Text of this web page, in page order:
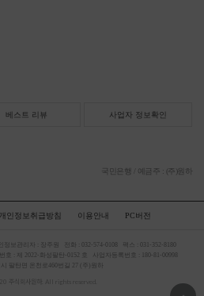
베스트 리뷰 사업자 정보확인
국민은행 / 예금주 : (주)원하
개인정보취급방침 이용안내 PC버전
전화 : 팩스 :
호 : 제 2022-화성팔탄-0152 호 사업자등록번호 :
180-81-00998
시 팔탄면 온천로460번길 27 (주)원하